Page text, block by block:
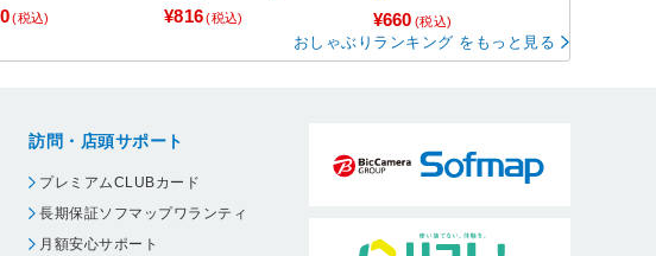
(税込) ¥816(税込) ¥660 (税込)
おしゃぶりランキング をもっと見る
訪問・店頭サポート
プレミアムCLUBカード
長期保証ソフマップワランティ
月額安心サポート